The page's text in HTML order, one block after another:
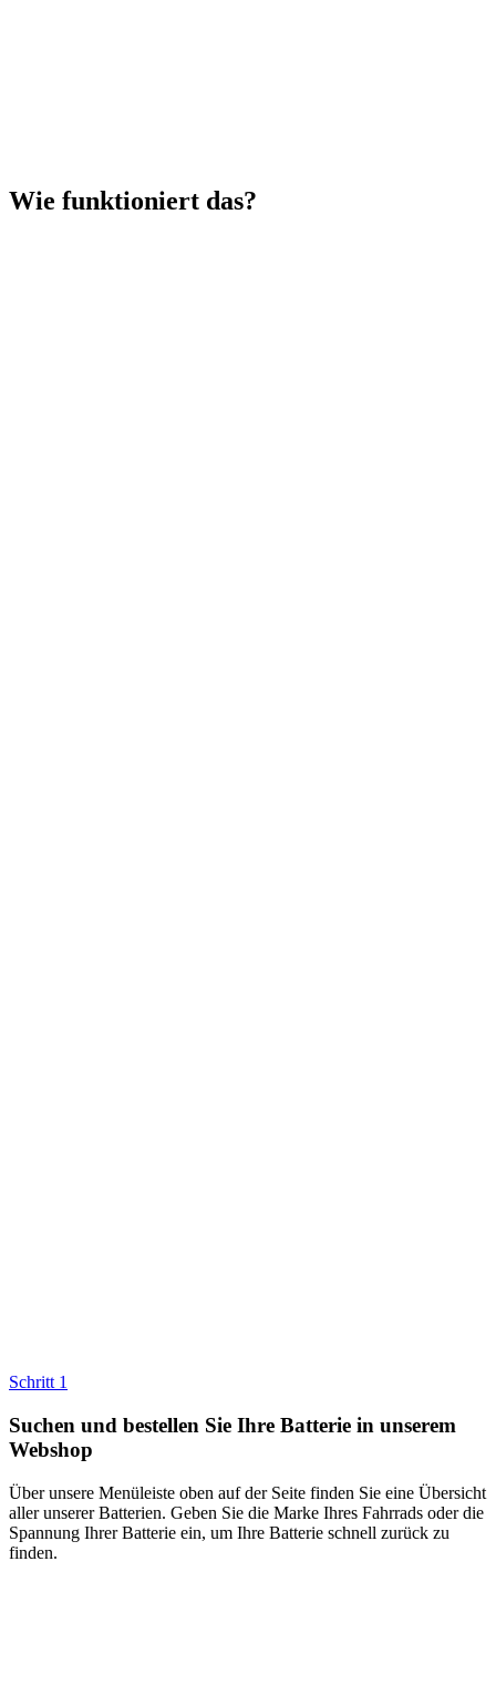
Wie funktioniert das?
Schritt 1
Suchen und bestellen Sie Ihre Batterie in unserem
Webshop
Über unsere Menüleiste oben auf der Seite finden Sie eine Übersicht
aller unserer Batterien. Geben Sie die Marke Ihres Fahrrads oder die
Spannung Ihrer Batterie ein, um Ihre Batterie schnell zurück zu
finden.